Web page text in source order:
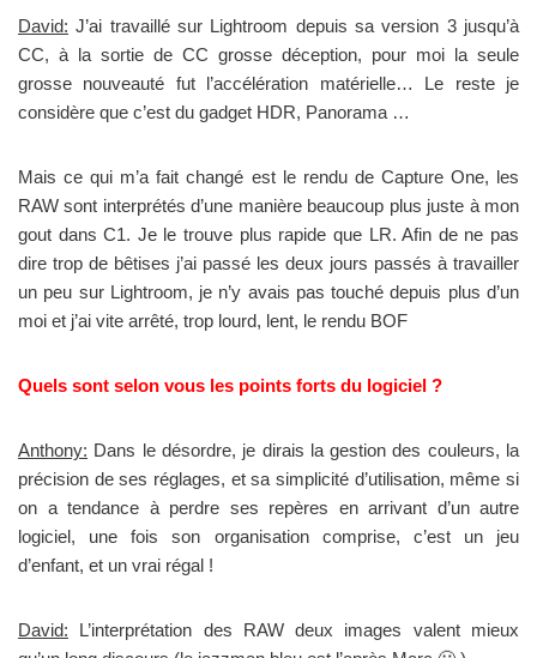
David: J’ai travaillé sur Lightroom depuis sa version 3 jusqu’à
CC, à la sortie de CC grosse déception, pour moi la seule
grosse nouveauté fut l’accélération matérielle… Le reste je
considère que c’est du gadget HDR, Panorama …
Mais ce qui m’a fait changé est le rendu de Capture One, les
RAW sont interprétés d’une manière beaucoup plus juste à mon
gout dans C1. Je le trouve plus rapide que LR. Afin de ne pas
dire trop de bêtises j’ai passé les deux jours passés à travailler
un peu sur Lightroom, je n’y avais pas touché depuis plus d’un
moi et j’ai vite arrêté, trop lourd, lent, le rendu BOF
Quels sont selon vous les points forts du logiciel ?
Anthony: Dans le désordre, je dirais la gestion des couleurs, la
précision de ses réglages, et sa simplicité d’utilisation, même si
on a tendance à perdre ses repères en arrivant d’un autre
logiciel, une fois son organisation comprise, c’est un jeu
d’enfant, et un vrai régal !
David: L’interprétation des RAW deux images valent mieux